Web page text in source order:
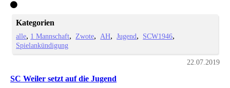
Kategorien
alle 1 Mannschaft Zwote AH Jugend
SCW1946
Spielankündigung
22.07.2019
SC Weiler setzt auf die Jugend